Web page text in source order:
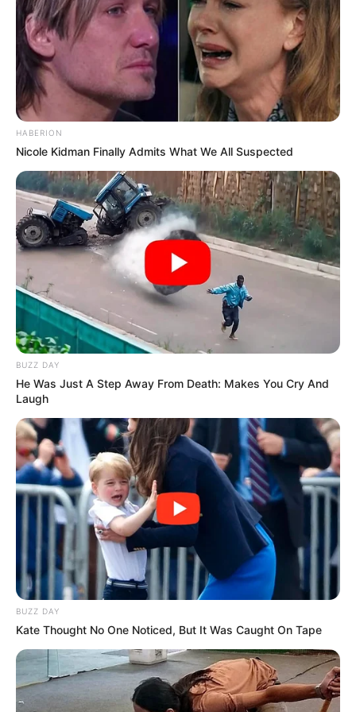
HABERION
Nicole Kidman Finally Admits What We All Suspected
BUZZ DAY
He Was Just A Step Away From Death: Makes You Cry And
Laugh
BUZZ DAY
Kate Thought No One Noticed, But It Was Caught On Tape